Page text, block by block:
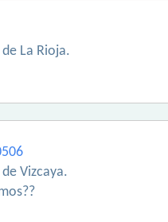
La Rioja.
Vizcaya.